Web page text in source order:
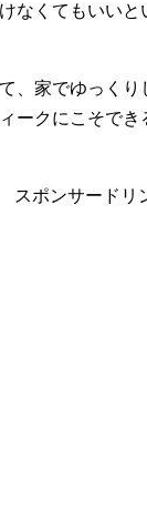
なくてもいいと
、家でゆっく
ークにこそでき
スポンサードリ